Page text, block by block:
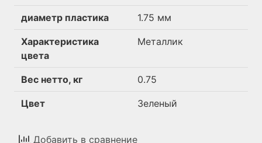
диаметр пластика 1.75 мм
Характеристика
цвета
Металлик
Вес нетто, кг 0.75
Цвет Зеленый
Добавить в сравнение